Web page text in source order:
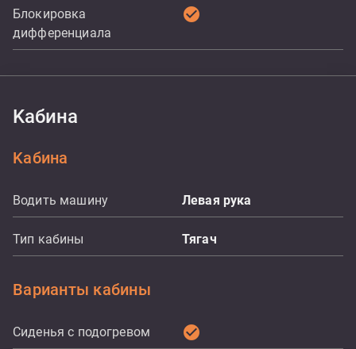
Блокировка
дифференциала
check_circle
Kабина
Kабина
Водить машину Левая рука
Тип кабины Тягач
Варианты кабины
Сиденья с подогревом check_circle